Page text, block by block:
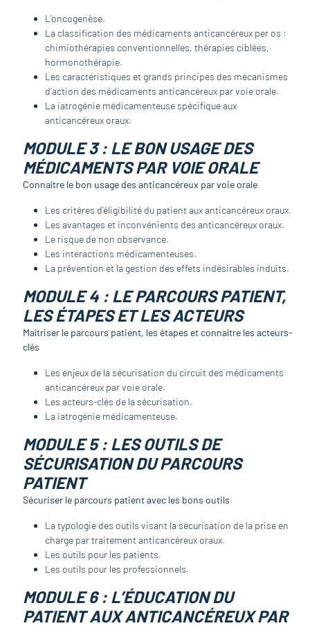
L’oncogenèse.
La classification des médicaments anticancéreux per os :
chimiothérapies conventionnelles, thérapies ciblées,
hormonothérapie.
Les caractéristiques et grands principes des mécanismes
d’action des médicaments anticancéreux par voie orale.
La iatrogénie médicamenteuse spécifique aux
anticancéreux oraux.
MODULE 3 : LE BON USAGE DES
MÉDICAMENTS PAR VOIE ORALE
Connaître le bon usage des anticancéreux par voie orale
Les critères d’éligibilité du patient aux anticancéreux oraux.
Les avantages et inconvénients des anticancéreux oraux.
Le risque de non observance.
Les interactions médicamenteuses.
La prévention et la gestion des effets indésirables induits.
MODULE 4 : LE PARCOURS PATIENT,
LES ÉTAPES ET LES ACTEURS
Maîtriser le parcours patient, les étapes et connaître les acteurs-
clés
Les enjeux de la sécurisation du circuit des médicaments
anticancéreux par voie orale.
Les acteurs-clés de la sécurisation.
La iatrogénie médicamenteuse.
MODULE 5 : LES OUTILS DE
SÉCURISATION DU PARCOURS
PATIENT
Sécuriser le parcours patient avec les bons outils
La typologie des outils visant la sécurisation de la prise en
charge par traitement anticancéreux oraux.
Les outils pour les patients.
Les outils pour les professionnels.
MODULE 6 : L’ÉDUCATION DU
PATIENT AUX ANTICANCÉREUX PAR